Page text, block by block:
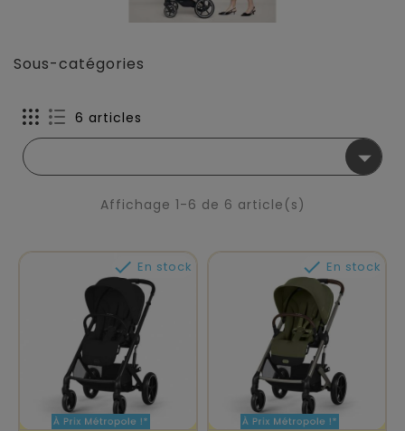
Sous-catégories
6 articles

Affichage 1-6 de 6 article(s)
 En stock  En stock